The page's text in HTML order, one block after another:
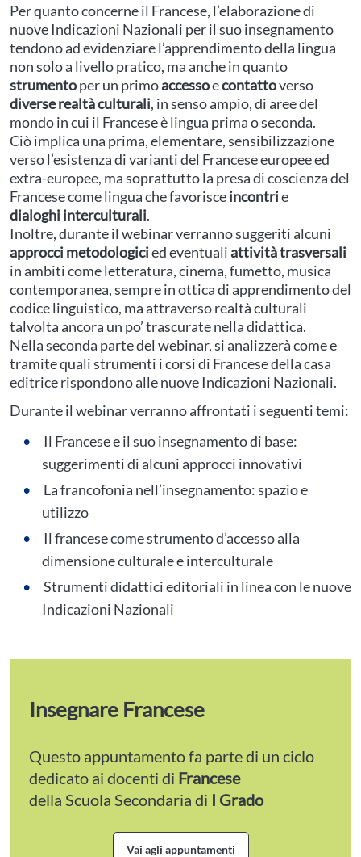
Per quanto concerne il Francese, l’elaborazione di
nuove Indicazioni Nazionali per il suo insegnamento
tendono ad evidenziare l’apprendimento della lingua
non solo a livello pratico, ma anche in quanto
strumentoper un primoaccessoecontattoverso
diverse realtà culturali, in senso ampio, di aree del
mondo in cui il Francese è lingua prima o seconda.
Ciò implica una prima, elementare, sensibilizzazione
verso l’esistenza di varianti del Francese europee ed
extra-europee, ma soprattutto la presa di coscienza del
Francese come lingua che favorisceincontrie
dialoghiinterculturali.
Inoltre, durante il webinar verranno suggeriti alcuni
approccimetodologicied eventualiattivitàtrasversali
in ambiti come letteratura, cinema, fumetto, musica
contemporanea, sempre in ottica di apprendimento del
codice linguistico, ma attraverso realtà culturali
talvolta ancora un po’ trascurate nella didattica.
Nella seconda parte del webinar, si analizzerà come e
tramite quali strumenti i corsi di Francese della casa
editrice rispondono alle nuove Indicazioni Nazionali.
Durante il webinar verranno affrontati i seguenti temi:
Il Francese e il suo insegnamento di base:
suggerimenti di alcuni approcci innovativi
La francofonia nell’insegnamento: spazio e
utilizzo
Il francese come strumento d’accesso alla
dimensione culturale e interculturale
Strumenti didattici editoriali in linea con le nuove
Indicazioni Nazionali
Insegnare Francese
Questo appuntamento fa parte di un ciclo
dedicato ai docenti di Francese
della Scuola Secondaria di I Grado
Vai agli appuntamenti